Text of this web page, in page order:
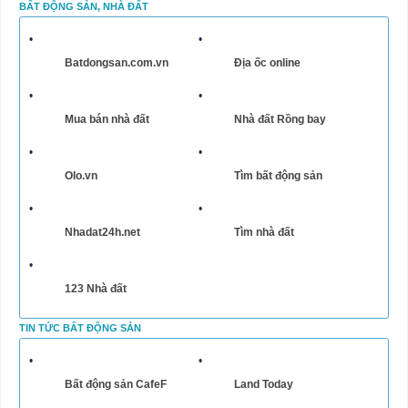
BẤT ĐỘNG SẢN, NHÀ ĐẤT
Batdongsan.com.vn Địa ốc online
Mua bán nhà đất Nhà đất Rồng bay
Olo.vn Tìm bất động sản
Nhadat24h.net Tìm nhà đất
123 Nhà đất
TIN TỨC BẤT ĐỘNG SẢN
Bất động sản CafeF Land Today